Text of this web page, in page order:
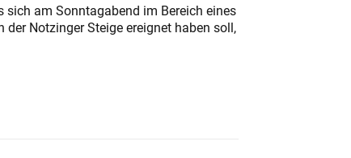
am Sonntagabend im Bereich eines
Notzinger Steige ereignet haben soll,